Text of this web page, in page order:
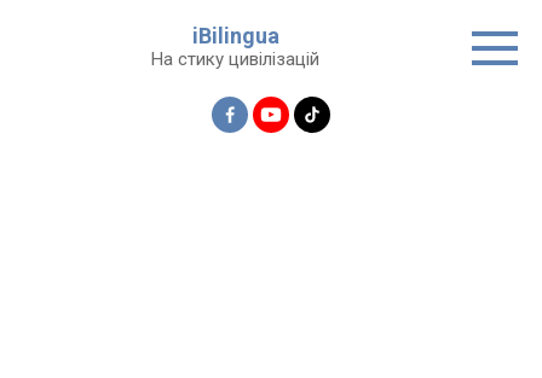
iBilingua
На стику цивілізацій